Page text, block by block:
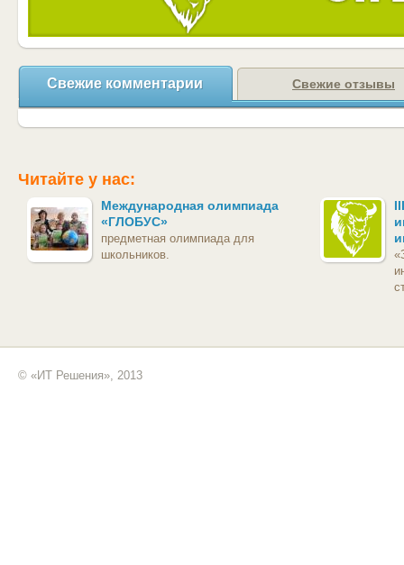
Свежие комментарии Свежие отзывы
Читайте у нас:
Международная олимпиада
«ГЛОБУС»
предметная олимпиада для
школьников.
© «ИТ Решения», 2013